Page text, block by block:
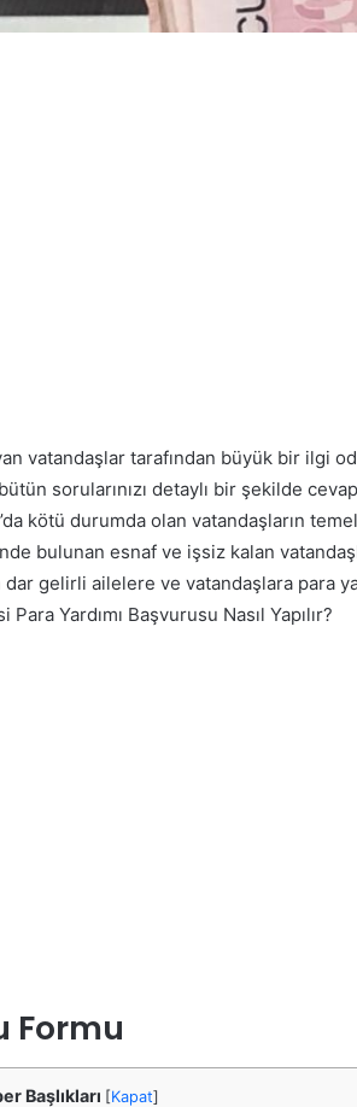
vatandaşlar tarafından büyük bir ilgi
sorularınızı detaylı bir şekilde
kötü durumda olan vatandaşların
bulunan esnaf ve işsiz kalan
gelirli ailelere ve vatandaşlara para
Yardımı Başvurusu Nasıl Yapılır?
Formu
Başlıkları [Kapat]